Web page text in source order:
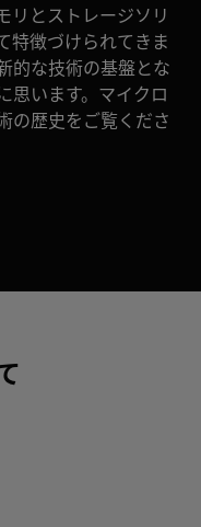
リとストレージソリ
特徴づけられてきま
的な技術の基盤とな
思います。マイクロ
の歴史をご覧くださ